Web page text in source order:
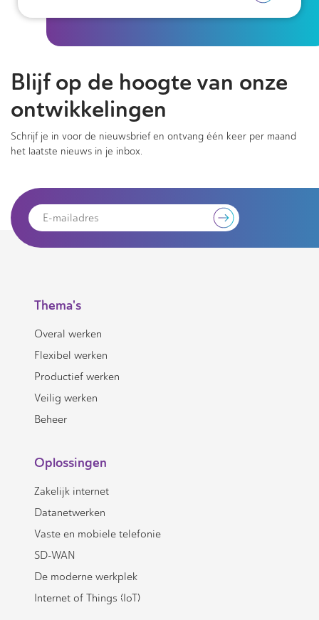
Blijf op de hoogte van onze
ontwikkelingen
Schrijf je in voor de nieuwsbrief en ontvang één keer per maand
het laatste nieuws in je inbox.
Thema's
Overal werken
Flexibel werken
Productief werken
Veilig werken
Beheer
Oplossingen
Zakelijk internet
Datanetwerken
Vaste en mobiele telefonie
SD-WAN
De moderne werkplek
Internet of Things (IoT)